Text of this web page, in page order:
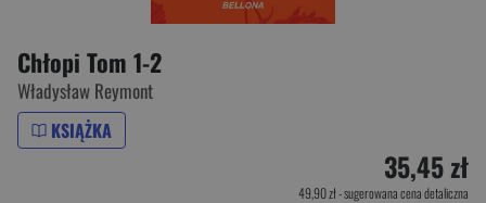
Chłopi Tom 1-2
Władysław Reymont
KSIĄŻKA
35,45 zł
49,90 zł- sugerowana cena detaliczna